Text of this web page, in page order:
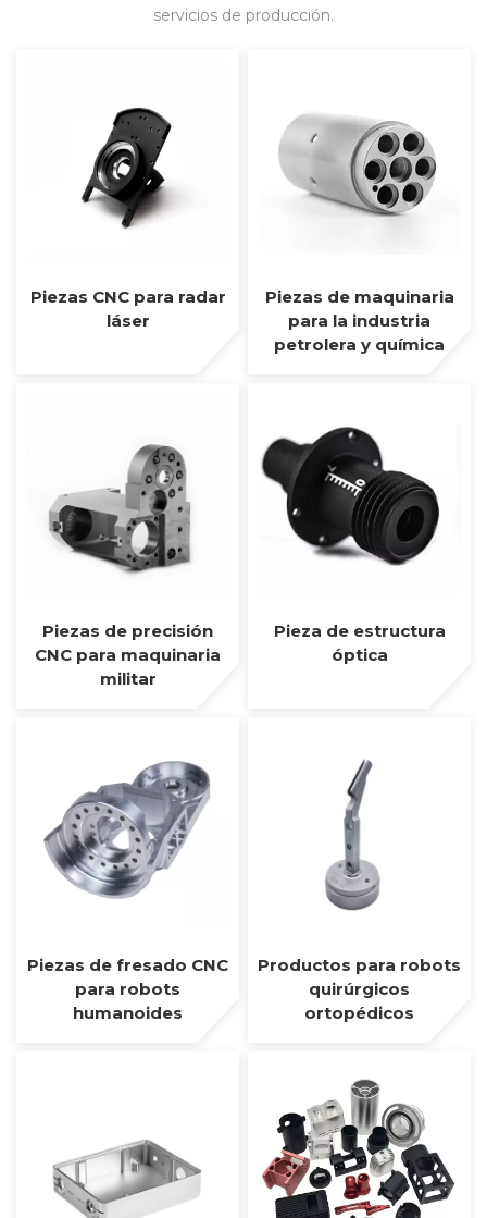
servicios de producción.
Piezas CNC para radar
láser
Piezas de maquinaria
para la industria
petrolera y química
Piezas de precisión
CNC para maquinaria
militar
Pieza de estructura
óptica
Piezas de fresado CNC
para robots
humanoides
Productos para robots
quirúrgicos
ortopédicos